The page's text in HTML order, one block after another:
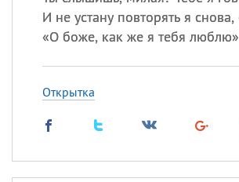
И не устану повторять я снова,
«О боже, как же я тебя
Открытка